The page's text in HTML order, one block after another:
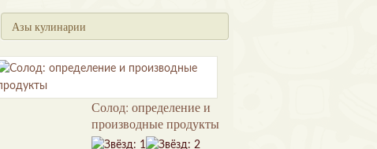
Азы кулинарии
Солод: определение и
производные продукты